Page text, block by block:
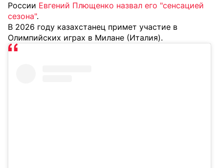
России Евгений Плющенко назвал его "сенсацией
сезона".
В 2026 году казахстанец примет участие в
Олимпийских играх в Милане (Италия).